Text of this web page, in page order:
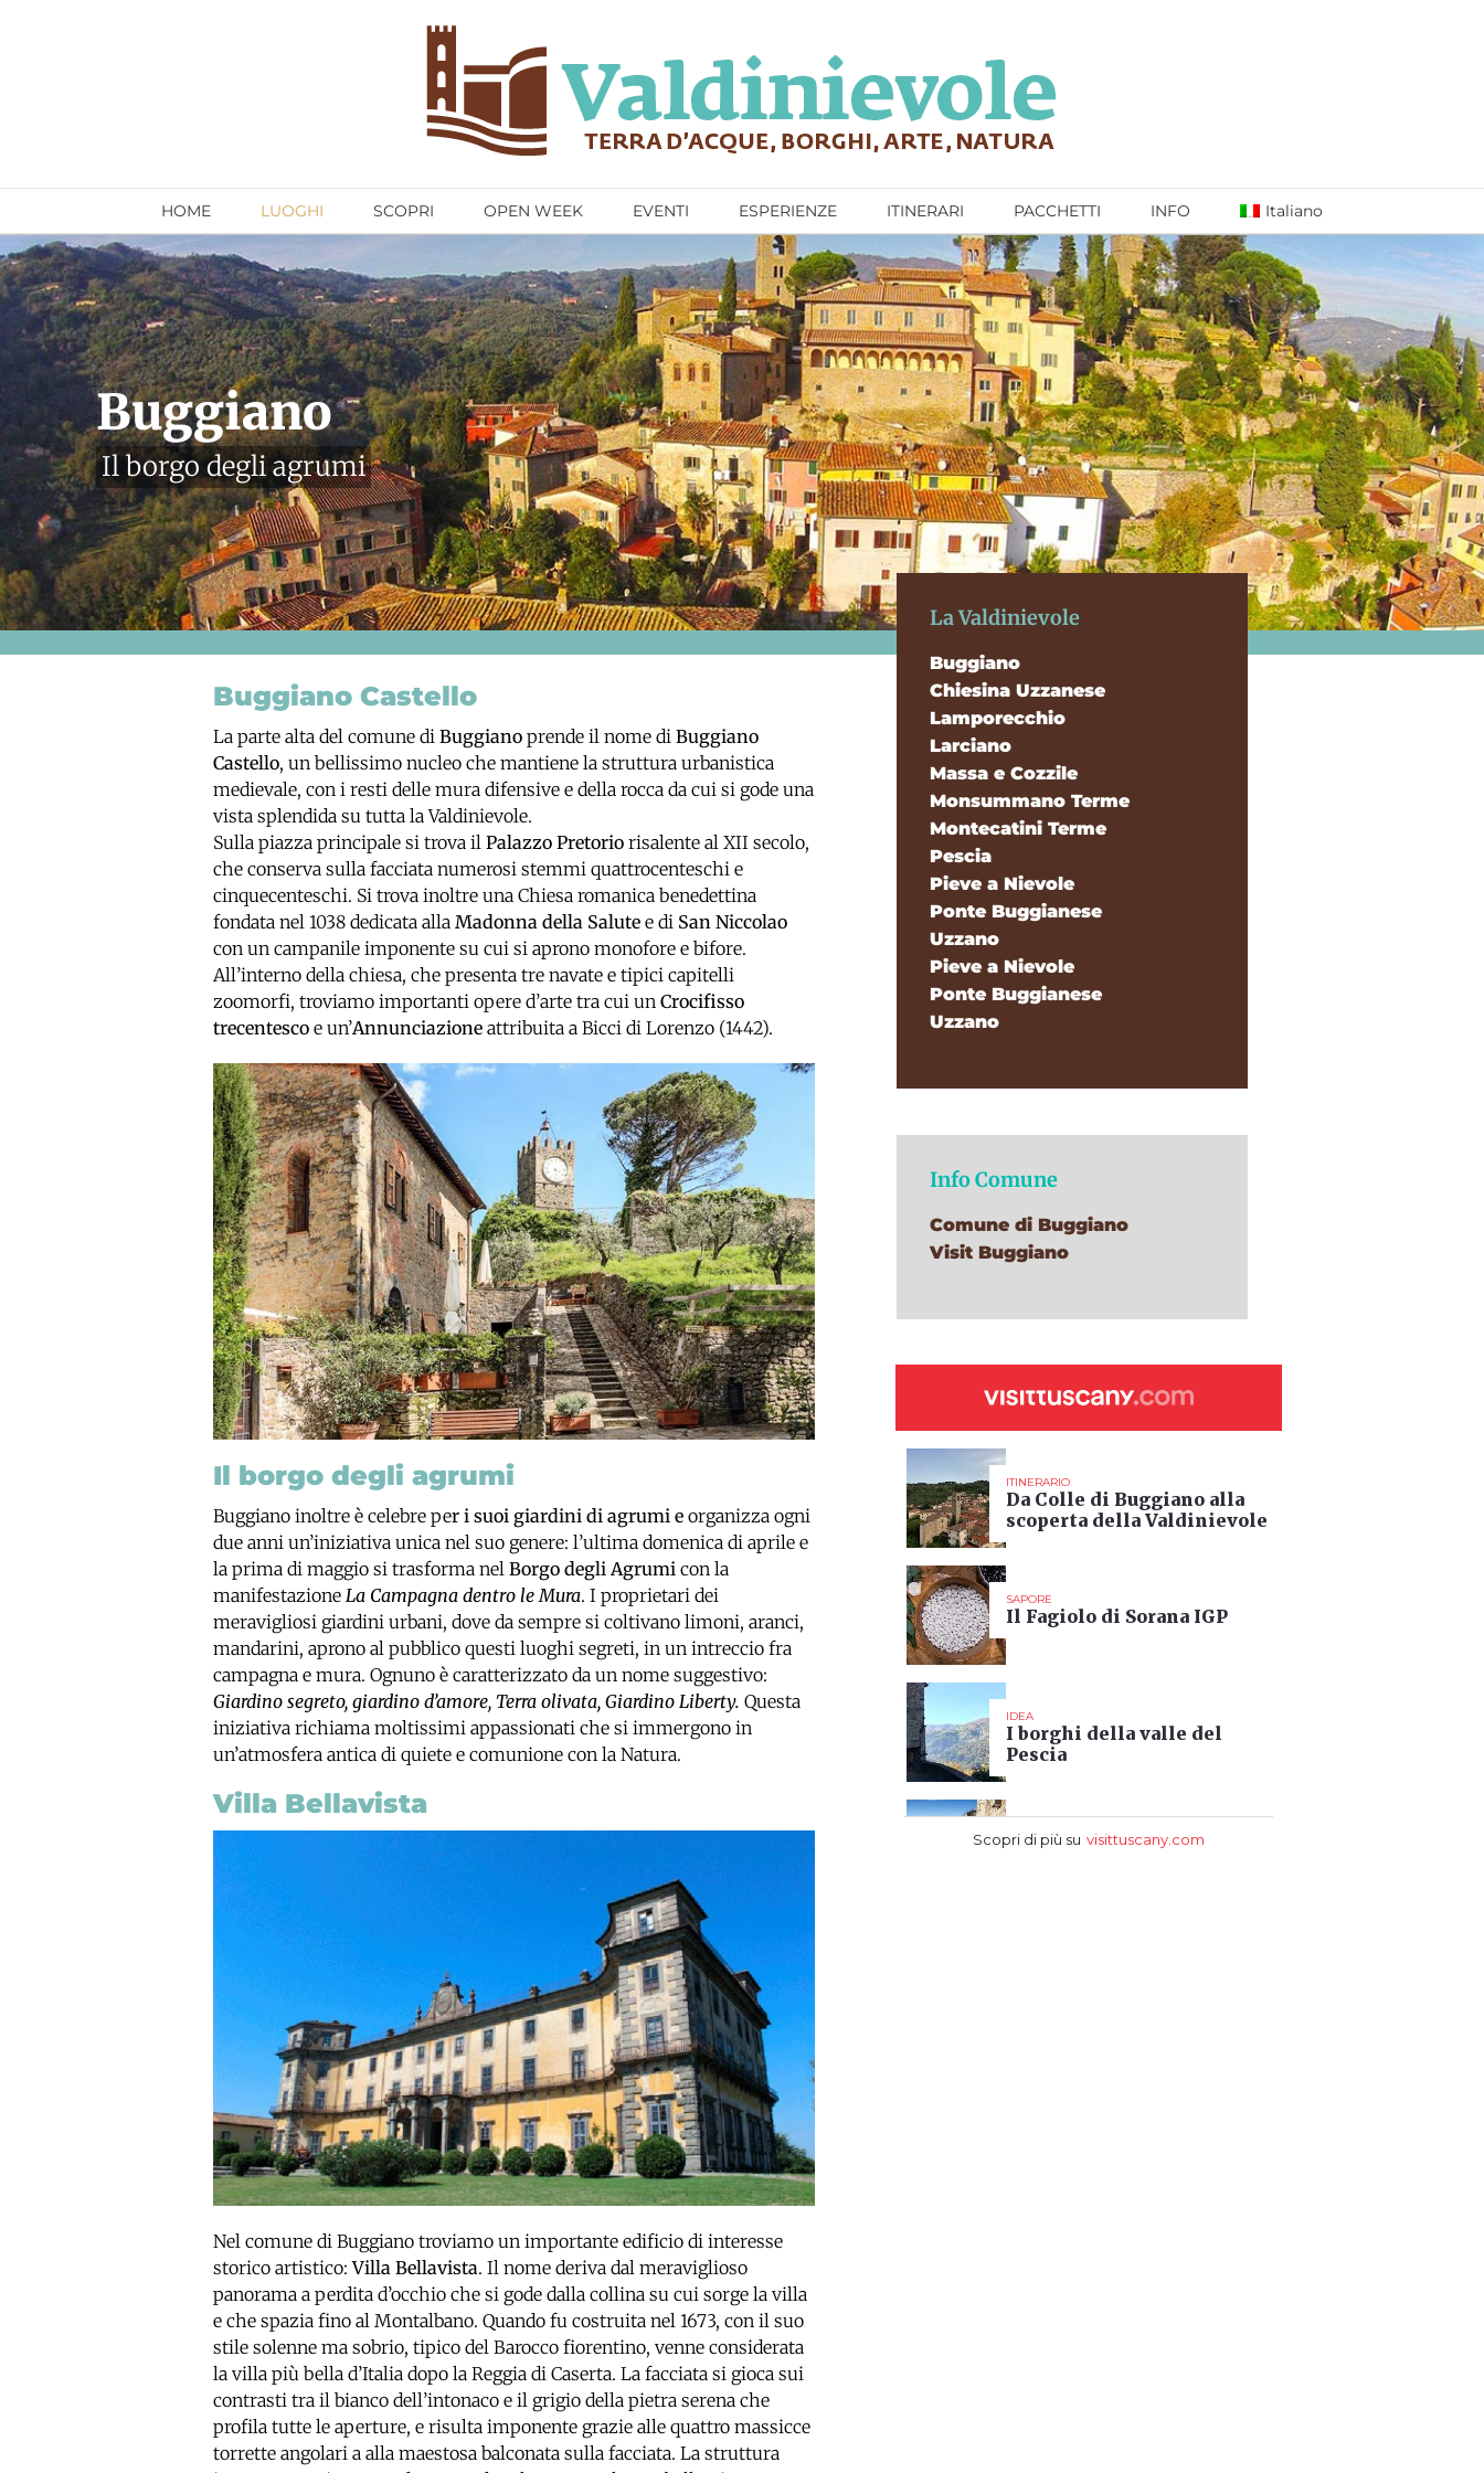
HOME LUOGHI SCOPRI OPEN WEEK EVENTI ESPERIENZE ITINERARI PACCHETTI INFO Italiano
Buggiano
Il borgo degli agrumi
Buggiano Castello
La parte alta del comune di Buggianoprende il nome di Buggiano
Castello, un bellissimo nucleo che mantiene la struttura urbanistica
medievale, con i resti delle mura difensive e della rocca da cui si gode una
vista splendida su tutta la Valdinievole.
Sulla piazza principale si trova il Palazzo Pretoriorisalente al XII secolo,
che conserva sulla facciata numerosi stemmi quattrocenteschi e
cinquecenteschi. Si trova inoltre una Chiesa romanica benedettina
fondata nel 1038 dedicata alla Madonna della Salutee diSan Niccolao
con un campanile imponente su cui si aprono monofore e bifore.
All’interno della chiesa, che presenta tre navate e tipici capitelli
zoomorfi, troviamo importanti opere d’arte tra cui unCrocifisso
trecentescoe un’Annunciazioneattribuita a Bicci di Lorenzo (1442).
Il borgo degli agrumi
Buggiano inoltre è celebre per i suoi giardini di agrumi eorganizza ogni
due anni un’iniziativa unica nel suo genere: l’ultima domenica di aprile e
la prima di maggio si trasforma nel Borgo degli Agrumi con la
manifestazioneLa Campagna dentro le Mura. I proprietari dei
meravigliosi giardini urbani, dove da sempre si coltivano limoni, aranci,
mandarini, aprono al pubblico questi luoghi segreti, in un intreccio fra
campagna e mura. Ognuno è caratterizzato da un nome suggestivo:
Giardino segreto, giardino d’amore, Terra olivata, Giardino Liberty. Questa
iniziativa richiama moltissimi appassionati che si immergono in
un’atmosfera antica di quiete e comunione con la Natura.
Villa Bellavista
Nel comune di Buggiano troviamo un importante edificio di interesse
storico artistico:Villa Bellavista. Il nome deriva dal meraviglioso
panorama a perdita d’occhio che si gode dalla collina su cui sorge la villa
e che spazia fino al Montalbano. Quando fu costruita nel 1673, con il suo
stile solenne ma sobrio, tipico del Barocco fiorentino, venne considerata
la villa più bella d’Italia dopo la Reggia di Caserta. La facciata si gioca sui
contrasti tra il bianco dell’intonaco e il grigio della pietra serena che
profila tutte le aperture, e risulta imponente grazie alle quattro massicce
torrette angolari a alla maestosa balconata sulla facciata. La struttura
La Valdinievole
Buggiano
Chiesina Uzzanese
Lamporecchio
Larciano
Massa e Cozzile
Monsummano Terme
Montecatini Terme
Pescia
Pieve a Nievole
Ponte Buggianese
Uzzano
Pieve a Nievole
Ponte Buggianese
Uzzano
Info Comune
Comune di Buggiano
Visit Buggiano